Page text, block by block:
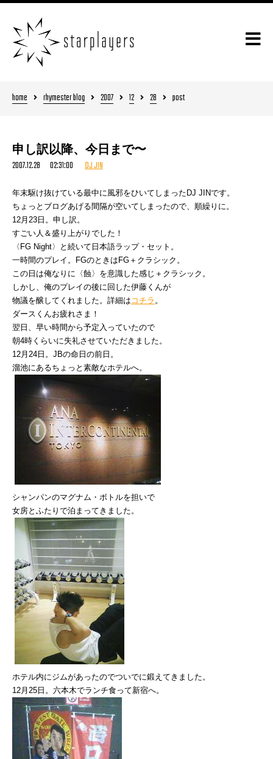
home rhymester blog 2007 12 28 post
申し訳以降、今日まで〜
2007.12.28 02:31:00 DJ JIN
年末駆け抜けている最中に風邪をひいてしまったDJ JINです。
ちょっとブログあげる間隔が空いてしまったので、順繰りに。
12月23日。申し訳。
すごい人＆盛り上がりでした！
〈FG Night〉と続いて日本語ラップ・セット。
一時間のプレイ。FGのときはFG＋クラシック。
この日は俺なりに〈蝕〉を意識した感じ＋クラシック。
しかし、俺のプレイの後に回した伊藤くんが
物議を醸してくれました。詳細は コチラ 。
ダースくんお疲れさま！
翌日、早い時間から予定入っていたので
朝4時くらいに失礼させていただきました。
12月24日。JBの命日の前日。
溜池にあるちょっと素敵なホテルへ。
シャンパンのマグナム・ボトルを担いで
女房とふたりで泊まってきました。
ホテル内にジムがあったのでついでに鍛えてきました。
12月25日。六本木でランチ食って新宿へ。